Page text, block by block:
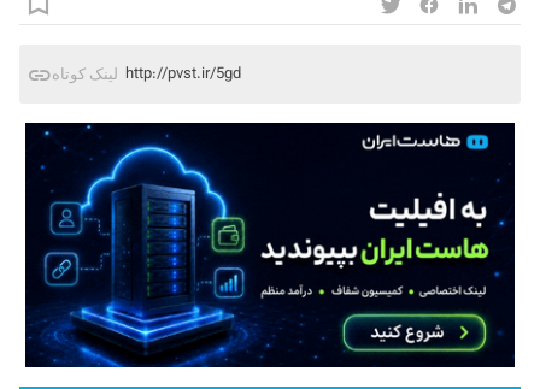
لینک کوتاه http://pvst.ir/5gd